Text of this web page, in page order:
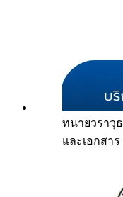
ทนายวราวุธ
และเอกสาร